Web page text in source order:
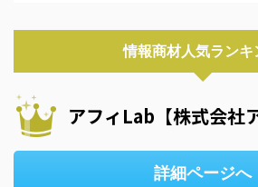
情報商材人気ランキ
アフィLab【株式会社
詳細ページへ